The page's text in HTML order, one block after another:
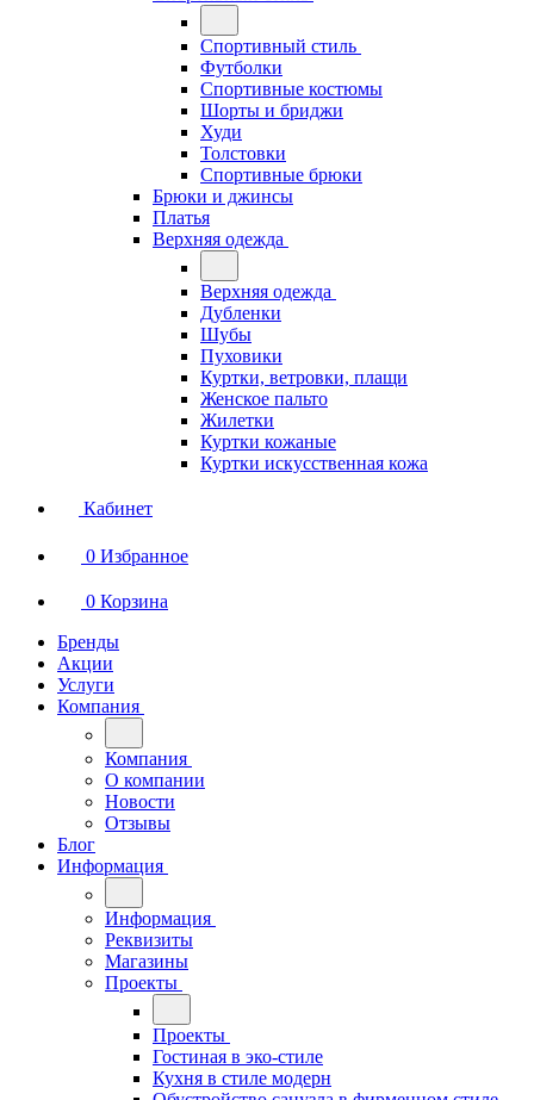
Спортивный стиль
Футболки
Спортивные костюмы
Шорты и бриджи
Худи
Толстовки
Спортивные брюки
Брюки и джинсы
Платья
Верхняя одежда
Верхняя одежда
Дубленки
Шубы
Пуховики
Куртки, ветровки, плащи
Женское пальто
Жилетки
Куртки кожаные
Куртки искусственная кожа
Кабинет
0 Избранное
0 Корзина
Бренды
Акции
Услуги
Компания
Компания
О компании
Новости
Отзывы
Блог
Информация
Информация
Реквизиты
Магазины
Проекты
Проекты
Гостиная в эко-стиле
Кухня в стиле модерн